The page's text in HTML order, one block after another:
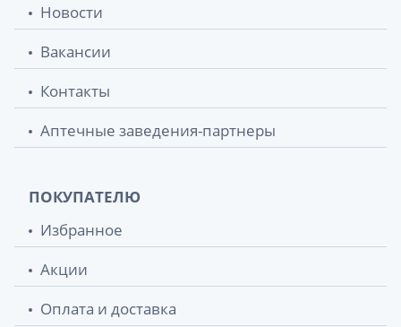
Новости
Вакансии
Контакты
Аптечные заведения-партнеры
ПОКУПАТЕЛЮ
Избранное
Акции
Оплата и доставка